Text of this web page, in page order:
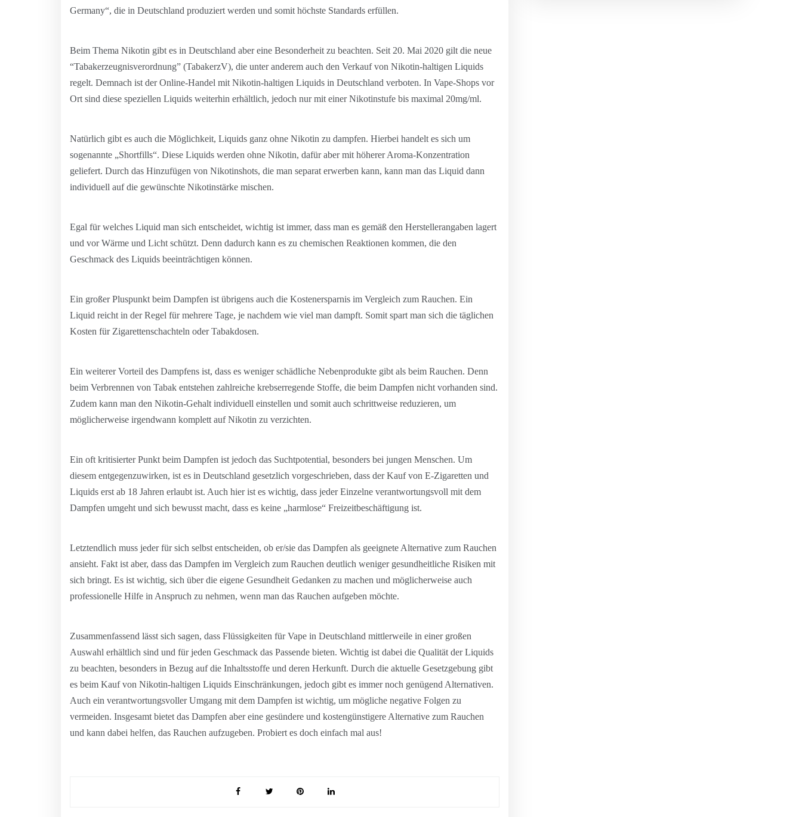
Germany“, die in Deutschland produziert werden und somit höchste Standards erfüllen.
Beim Thema Nikotin gibt es in Deutschland aber eine Besonderheit zu beachten. Seit 20. Mai 2020 gilt die neue
“Tabakerzeugnisverordnung” (TabakerzV), die unter anderem auch den Verkauf von Nikotin-haltigen Liquids
regelt. Demnach ist der Online-Handel mit Nikotin-haltigen Liquids in Deutschland verboten. In Vape-Shops vor
Ort sind diese speziellen Liquids weiterhin erhältlich, jedoch nur mit einer Nikotinstufe bis maximal 20mg/ml.
Natürlich gibt es auch die Möglichkeit, Liquids ganz ohne Nikotin zu dampfen. Hierbei handelt es sich um
sogenannte „Shortfills“. Diese Liquids werden ohne Nikotin, dafür aber mit höherer Aroma-Konzentration
geliefert. Durch das Hinzufügen von Nikotinshots, die man separat erwerben kann, kann man das Liquid dann
individuell auf die gewünschte Nikotinstärke mischen.
Egal für welches Liquid man sich entscheidet, wichtig ist immer, dass man es gemäß den Herstellerangaben lagert
und vor Wärme und Licht schützt. Denn dadurch kann es zu chemischen Reaktionen kommen, die den
Geschmack des Liquids beeinträchtigen können.
Ein großer Pluspunkt beim Dampfen ist übrigens auch die Kostenersparnis im Vergleich zum Rauchen. Ein
Liquid reicht in der Regel für mehrere Tage, je nachdem wie viel man dampft. Somit spart man sich die täglichen
Kosten für Zigarettenschachteln oder Tabakdosen.
Ein weiterer Vorteil des Dampfens ist, dass es weniger schädliche Nebenprodukte gibt als beim Rauchen. Denn
beim Verbrennen von Tabak entstehen zahlreiche krebserregende Stoffe, die beim Dampfen nicht vorhanden sind.
Zudem kann man den Nikotin-Gehalt individuell einstellen und somit auch schrittweise reduzieren, um
möglicherweise irgendwann komplett auf Nikotin zu verzichten.
Ein oft kritisierter Punkt beim Dampfen ist jedoch das Suchtpotential, besonders bei jungen Menschen. Um
diesem entgegenzuwirken, ist es in Deutschland gesetzlich vorgeschrieben, dass der Kauf von E-Zigaretten und
Liquids erst ab 18 Jahren erlaubt ist. Auch hier ist es wichtig, dass jeder Einzelne verantwortungsvoll mit dem
Dampfen umgeht und sich bewusst macht, dass es keine „harmlose“ Freizeitbeschäftigung ist.
Letztendlich muss jeder für sich selbst entscheiden, ob er/sie das Dampfen als geeignete Alternative zum Rauchen
ansieht. Fakt ist aber, dass das Dampfen im Vergleich zum Rauchen deutlich weniger gesundheitliche Risiken mit
sich bringt. Es ist wichtig, sich über die eigene Gesundheit Gedanken zu machen und möglicherweise auch
professionelle Hilfe in Anspruch zu nehmen, wenn man das Rauchen aufgeben möchte.
Zusammenfassend lässt sich sagen, dass Flüssigkeiten für Vape in Deutschland mittlerweile in einer großen
Auswahl erhältlich sind und für jeden Geschmack das Passende bieten. Wichtig ist dabei die Qualität der Liquids
zu beachten, besonders in Bezug auf die Inhaltsstoffe und deren Herkunft. Durch die aktuelle Gesetzgebung gibt
es beim Kauf von Nikotin-haltigen Liquids Einschränkungen, jedoch gibt es immer noch genügend Alternativen.
Auch ein verantwortungsvoller Umgang mit dem Dampfen ist wichtig, um mögliche negative Folgen zu
vermeiden. Insgesamt bietet das Dampfen aber eine gesündere und kostengünstigere Alternative zum Rauchen
und kann dabei helfen, das Rauchen aufzugeben. Probiert es doch einfach mal aus!